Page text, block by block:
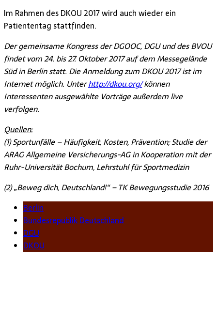
Im Rahmen des DKOU 2017 wird auch wieder ein
Patiententag stattfinden.
Der gemeinsame Kongress der DGOOC, DGU und des BVOU
findet vom 24. bis 27. Oktober 2017 auf dem Messegelände
Süd in Berlin statt. Die Anmeldung zum DKOU 2017 ist im
Internet möglich. Unterhttp://dkou.org/können
Interessenten ausgewählte Vorträge außerdem live
verfolgen.
Quellen:
(1) Sportunfälle – Häufigkeit, Kosten, Prävention; Studie der
ARAG Allgemeine Versicherungs-AG in Kooperation mit der
Ruhr-Universität Bochum, Lehrstuhl für Sportmedizin
(2) „Beweg dich, Deutschland!“ – TK Bewegungsstudie 2016
Berlin
Bundesrepublik Deutschland
DGU
DKOU